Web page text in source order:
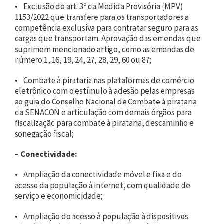
• Exclusão do art. 3º da Medida Provisória (MPV)
1153/2022 que transfere para os transportadores a
competência exclusiva para contratar seguro para as
cargas que transportam. Aprovação das emendas que
suprimem mencionado artigo, como as emendas de
número 1, 16, 19, 24, 27, 28, 29, 60 ou 87;
• Combate à pirataria nas plataformas de comércio
eletrônico com o estímulo à adesão pelas empresas
ao guia do Conselho Nacional de Combate à pirataria
da SENACON e articulação com demais órgãos para
fiscalização para combate à pirataria, descaminho e
sonegação fiscal;
– Conectividade:
• Ampliação da conectividade móvel e fixa e do
acesso da população à internet, com qualidade de
serviço e economicidade;
• Ampliação do acesso à população à dispositivos